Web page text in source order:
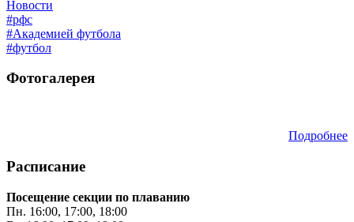
Новости
#рфс
#Академией футбола
#футбол
Фотогалерея
Подробнее
Расписание
Посещение секции по плаванию
Пн. 16:00, 17:00, 18:00